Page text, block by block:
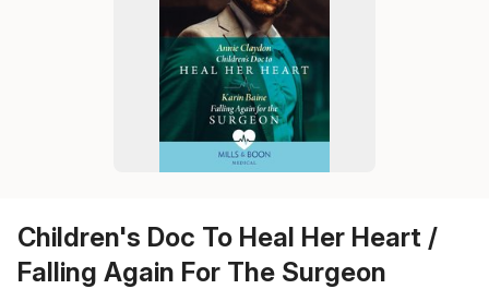
Children's Doc To Heal Her Heart /
Falling Again For The Surgeon